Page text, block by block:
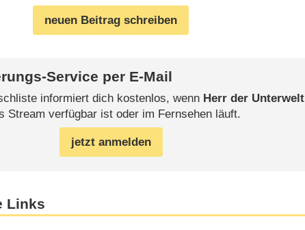
neuen Beitrag schreiben
Service per E-Mail
informiert dich kostenlos, wenn Herr der Unterwelt
Stream verfügbar ist oder im Fernsehen läuft.
jetzt anmelden
Links